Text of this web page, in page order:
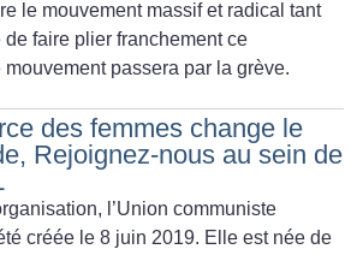
le mouvement massif et radical tant
faire plier franchement ce
passera par la grève.
des femmes change le
Rejoignez-nous au sein de
l’Union communiste
créée le 8 juin 2019. Elle est née de